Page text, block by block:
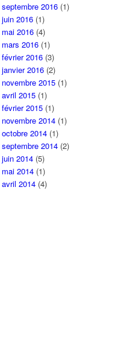
septembre 2016 (1)
juin 2016 (1)
mai 2016 (4)
mars 2016 (1)
février 2016 (3)
janvier 2016 (2)
novembre 2015 (1)
avril 2015 (1)
février 2015 (1)
novembre 2014 (1)
octobre 2014 (1)
septembre 2014 (2)
juin 2014 (5)
mai 2014 (1)
avril 2014 (4)